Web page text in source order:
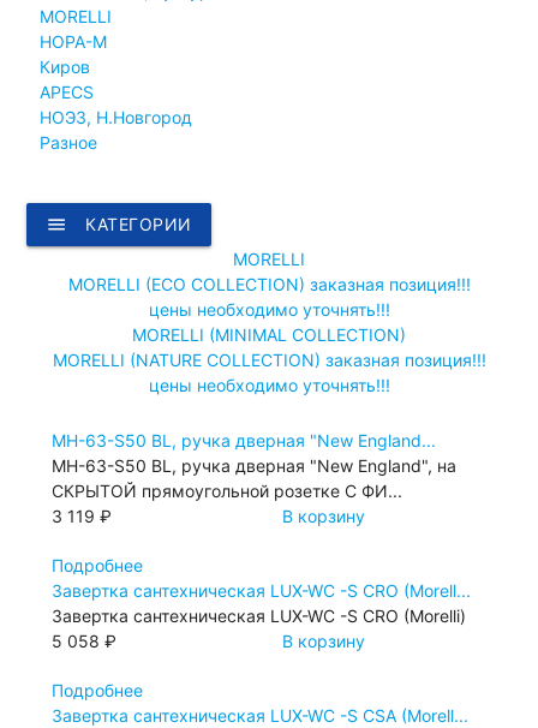
MORELLI
НОРА-М
Киров
APECS
НОЭЗ, Н.Новгород
Разное
menu
КАТЕГОРИИ
MORELLI
MORELLI (ECO COLLECTION) заказная позиция!!!
цены необходимо уточнять!!!
MORELLI (MINIMAL COLLECTION)
MORELLI (NATURE COLLECTION) заказная позиция!!!
цены необходимо уточнять!!!
MH-63-S50 BL, ручка дверная "New England...
MH-63-S50 BL, ручка дверная "New England", на
СКРЫТОЙ прямоугольной розетке С ФИ...
3 119 ₽
В корзину
Подробнее
Завертка сантехническая LUX-WC -S CRO (Morell...
Завертка сантехническая LUX-WC -S CRO (Morelli)
5 058 ₽
В корзину
Подробнее
Завертка сантехническая LUX-WC -S CSA (Morell...